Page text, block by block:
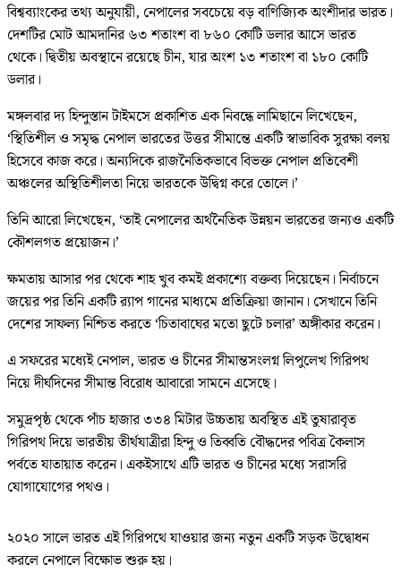
বিশ্বব্যাংকের তথ্য অনুযায়ী, নেপালের সবচেয়ে বড় বাণিজ্যিক অংশীদার ভারত।
দেশটির মোট আমদানির ৬৩ শতাংশ বা ৮৬০ কোটি ডলার আসে ভারত
থেকে। দ্বিতীয় অবস্থানে রয়েছে চীন, যার অংশ ১৩ শতাংশ বা ১৮০ কোটি
ডলার।
মঙ্গলবার দ্য হিন্দুস্তান টাইমসে প্রকাশিত এক নিবন্ধে লামিছানে লিখেছেন,
‘স্থিতিশীল ও সমৃদ্ধ নেপাল ভারতের উত্তর সীমান্তে একটি স্বাভাবিক সুরক্ষা বলয়
হিসেবে কাজ করে। অন্যদিকে রাজনৈতিকভাবে বিভক্ত নেপাল প্রতিবেশী
অঞ্চলের অস্থিতিশীলতা নিয়ে ভারতকে উদ্বিগ্ন করে তোলে।’
তিনি আরো লিখেছেন, ‘তাই নেপালের অর্থনৈতিক উন্নয়ন ভারতের জন্যও একটি
কৌশলগত প্রয়োজন।’
ক্ষমতায় আসার পর থেকে শাহ খুব কমই প্রকাশ্যে বক্তব্য দিয়েছেন। নির্বাচনে
জয়ের পর তিনি একটি র‌্যাপ গানের মাধ্যমে প্রতিক্রিয়া জানান। সেখানে তিনি
দেশের সাফল্য নিশ্চিত করতে ‘চিতাবাঘের মতো ছুটে চলার’ অঙ্গীকার করেন।
এ সফরের মধ্যেই নেপাল, ভারত ও চীনের সীমান্তসংলগ্ন লিপুলেখ গিরিপথ
নিয়ে দীর্ঘদিনের সীমান্ত বিরোধ আবারো সামনে এসেছে।
সমুদ্রপৃষ্ঠ থেকে পাঁচ হাজার ৩৩৪ মিটার উচ্চতায় অবস্থিত এই তুষারাবৃত
গিরিপথ দিয়ে ভারতীয় তীর্থযাত্রীরা হিন্দু ও তিব্বতি বৌদ্ধদের পবিত্র কৈলাস
পর্বতে যাতায়াত করেন। একইসাথে এটি ভারত ও চীনের মধ্যে সরাসরি
যোগাযোগের পথও।
২০২০ সালে ভারত এই গিরিপথে যাওয়ার জন্য নতুন একটি সড়ক উদ্বোধন
করলে নেপালে বিক্ষোভ শুরু হয়।